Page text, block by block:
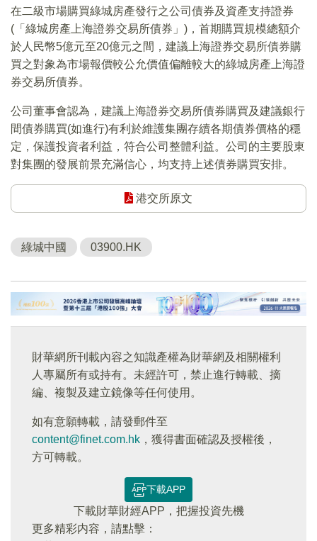
在二級市場購買綠城房產發行之公司債券及資產支持證券
(「綠城房產上海證券交易所債券」)，首期購買規模總額介
於人民幣5億元至20億元之間，建議上海證券交易所債券購
買之對象為市場報價較公允價值偏離較大的綠城房產上海證
券交易所債券。
公司董事會認為，建議上海證券交易所債券購買及建議銀行
間債券購買(如進行)有利於維護集團存續各期債券價格的穩
定，保護投資者利益，符合公司整體利益。公司的主要股東
對集團的發展前景充滿信心，均支持上述債券購買安排。
港交所原文
綠城中國 03900.HK
財華網所刊載內容之知識產權為財華網及相關權利
人專屬所有或持有。未經許可，禁止進行轉載、摘
編、複製及建立鏡像等任何使用。
如有意願轉載，請發郵件至
content@finet.com.hk ，獲得書面確認及授權後，
方可轉載。
下載APP
下載財華財經APP，把握投資先機
更多精彩内容，請點擊：